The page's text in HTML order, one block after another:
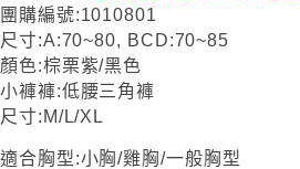
團購編號:1010801
尺寸:A:70~80, BCD:70~85
顏色:棕栗紫/黑色
小褲褲:低腰三角褲
尺寸:M/L/XL
適合胸型:小胸/雞胸/一般胸型